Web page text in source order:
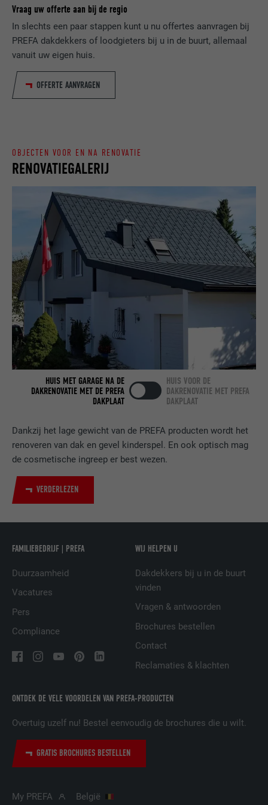
Vraag uw offerte aan bij de regio
In slechts een paar stappen kunt u nu offertes aanvragen bij
PREFA dakdekkers of loodgieters bij u in de buurt, allemaal
vanuit uw eigen huis.
OFFERTE AANVRAGEN
Dankzij het lage gewicht van de PREFA producten wordt het
renoveren van dak en gevel kinderspel. En ook optisch mag
de cosmetische ingreep er best wezen.
VERDERLEZEN
RENOVATIEGALERIJ
OBJECTEN VOOR EN NA RENOVATIE
HUIS MET GARAGE NA DE
DAKRENOVATIE MET DE PREFA
DAKPLAAT
HUIS VOOR DE
DAKRENOVATIE MET PREFA
DAKPLAAT
ONTDEK DE VELE VOORDELEN VAN PREFA-PRODUCTEN
Overtuig uzelf nu! Bestel eenvoudig de brochures die u wilt.
GRATIS BROCHURES BESTELLEN
FAMILIEBEDRIJF | PREFA
Duurzaamheid
Vacatures
Pers
Compliance
WIJ HELPEN U
Dakdekkers bij u in de buurt
vinden
Vragen & antwoorden
Brochures bestellen
Contact
Reclamaties & klachten
My PREFA België
genereren m.b.t. het gebruik van de
website door de bezoeker.
NAAM _gaexp
AANBIEDER Google Optimize
controleren of de browser het plaatsen
van cookies toestaat. Bevat geen
VERVALTIJD Sessie
DOEL
Slaat de door de gebruiker geselecteerde
taalversie van een website op.
VERVALTIJD Sessie
DOEL
Ingesteld door LinkedIn wanneer een
website een ingebed "Volg ons"-venster
bevat.
NAAM bcookie
AANBIEDER LinkedIn
2 jaar
DOEL
Gebruikt door de socialnetworking-dienst
LinkedIn voor het volgen van het gebruik
van ingebedde diensten.
NAAM bscookie
VERVALTIJD 2 jaar
VERVALTIJD
DOEL
websites te volgen, om op basis van de
voorkeuren van de bezoeker relevante
reclame te presenteren.
NAAM lidc
AANBIEDER LinkedIn
VERVALTIJD 1 dag
DOEL
LinkedIn voor het volgen van het gebruik